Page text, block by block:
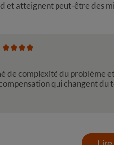
et atteignent peut-être des
de complexité du problème
qui changent du